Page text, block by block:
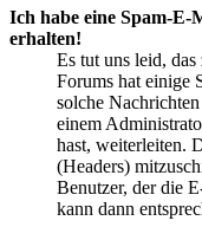
Ich habe eine Spam-E-
erhalten!
Es tut uns leid,
Forums hat einige
solche
einem
hast, weiterleiten.
(Headers)
Benutzer, der die
kann dann